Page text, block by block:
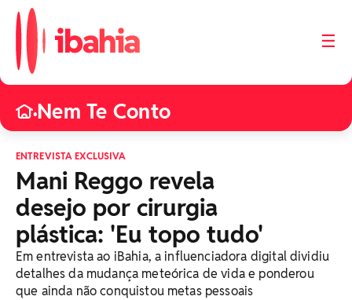
☰
•Nem Te Conto
ENTREVISTA EXCLUSIVA
Mani Reggo revela
desejo por cirurgia
plástica: 'Eu topo tudo'
Em entrevista ao iBahia, a influenciadora digital dividiu
detalhes da mudança meteórica de vida e ponderou
que ainda não conquistou metas pessoais